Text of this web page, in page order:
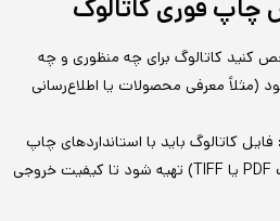
چاپ فوری کاتالوگ
کنید کاتالوگ برای چه منظوری و چه
معرفی محصولات یا اطلاع‌رسانی
فایل کاتالوگ باید با استانداردهای چاپ
(رزولوشن ۳۰۰dpi، فرمت PDF یا TIFF) تهیه شود تا کیفیت خروجی